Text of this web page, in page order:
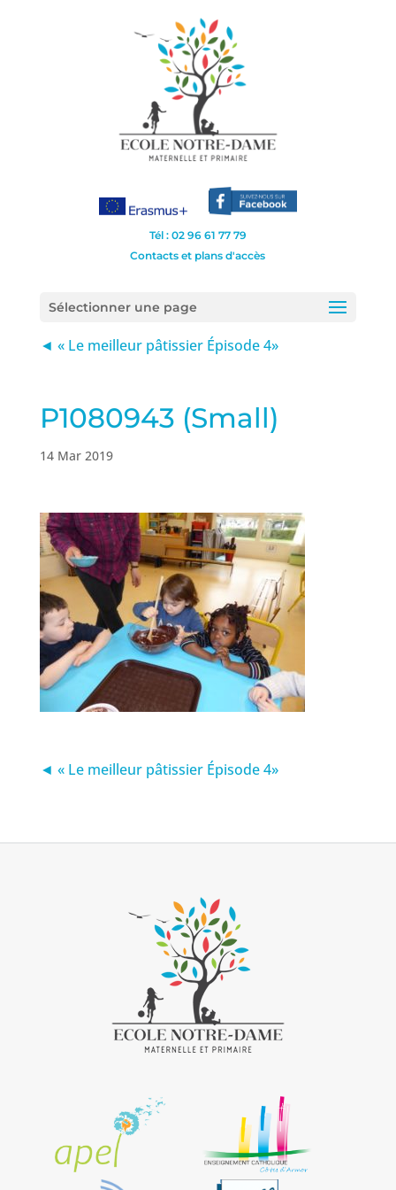
Tél : 02 96 61 77 79
Contacts et plans d'accès
Sélectionner une page
◄ « Le meilleur pâtissier Épisode 4»
P1080943 (Small)
14 Mar 2019
◄ « Le meilleur pâtissier Épisode 4»